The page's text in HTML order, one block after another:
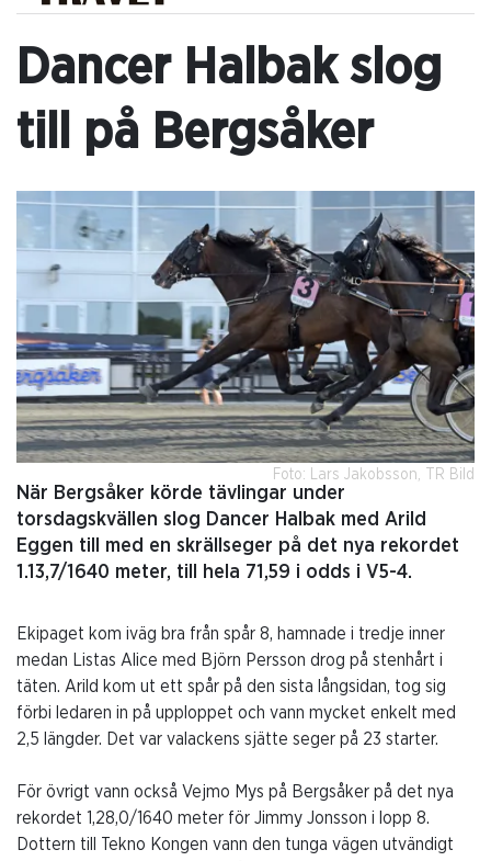
Foto: Lars Jakobsson, TR Bild
Dancer Halbak slog
till på Bergsåker
När Bergsåker körde tävlingar under
torsdagskvällen slog Dancer Halbak med Arild
Eggen till med en skrällseger på det nya rekordet
1.13,7/1640 meter, till hela 71,59 i odds i V5-4.
Ekipaget kom iväg bra från spår 8, hamnade i tredje inner
medan Listas Alice med Björn Persson drog på stenhårt i
täten. Arild kom ut ett spår på den sista långsidan, tog sig
förbi ledaren in på upploppet och vann mycket enkelt med
2,5 längder. Det var valackens sjätte seger på 23 starter.
För övrigt vann också Vejmo Mys på Bergsåker på det nya
rekordet 1,28,0/1640 meter för Jimmy Jonsson i lopp 8.
Dottern till Tekno Kongen vann den tunga vägen utvändigt